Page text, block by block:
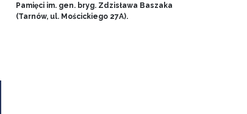
Pamięci im. gen. bryg. Zdzisława Baszaka
(Tarnów, ul. Mościckiego 27A).